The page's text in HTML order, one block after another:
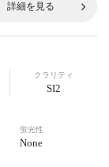
詳細を見る
クラリティ
SI2
蛍光性
None